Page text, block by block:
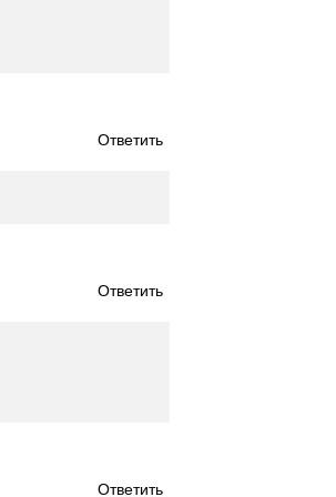
Ответить
Ответить
Ответить